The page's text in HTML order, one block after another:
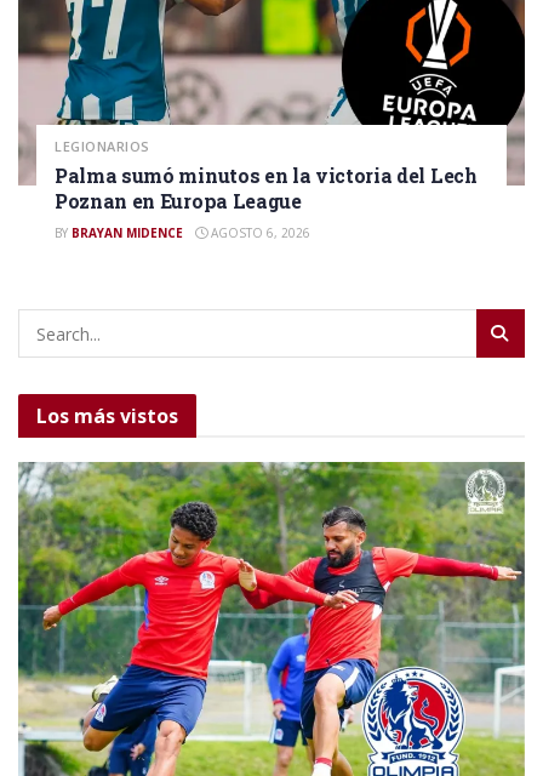
LEGIONARIOS
Palma sumó minutos en la victoria del Lech
Poznan en Europa League
BY BRAYAN MIDENCE AGOSTO 6, 2026
Los más vistos